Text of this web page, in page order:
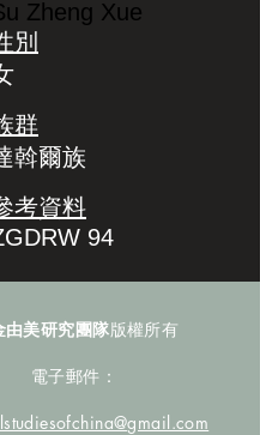
Zheng Xue
別
群
斡爾族
考資料
94
由美研究團隊版權所有
電子郵件：